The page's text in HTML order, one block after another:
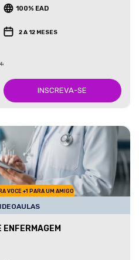
100% EAD
2 A 12 MESES
INSCREVA-SE
VOCE +1 PARA UM AMIGO